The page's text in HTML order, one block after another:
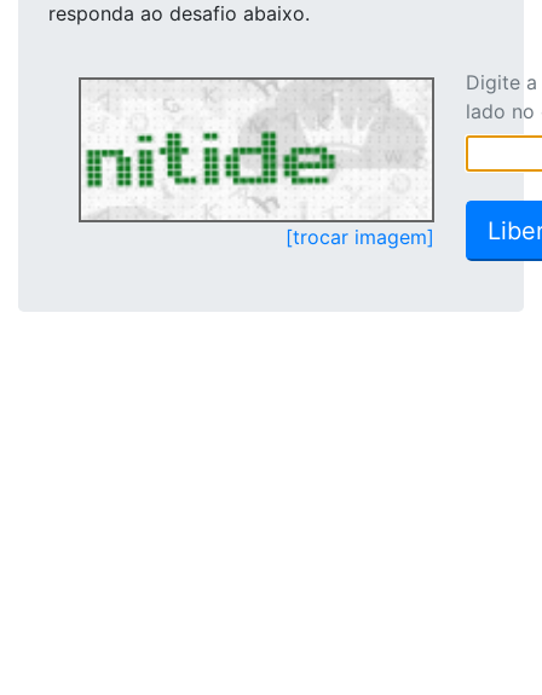
responda ao desafio abaixo.
[trocar imagem]
Digite
lado no